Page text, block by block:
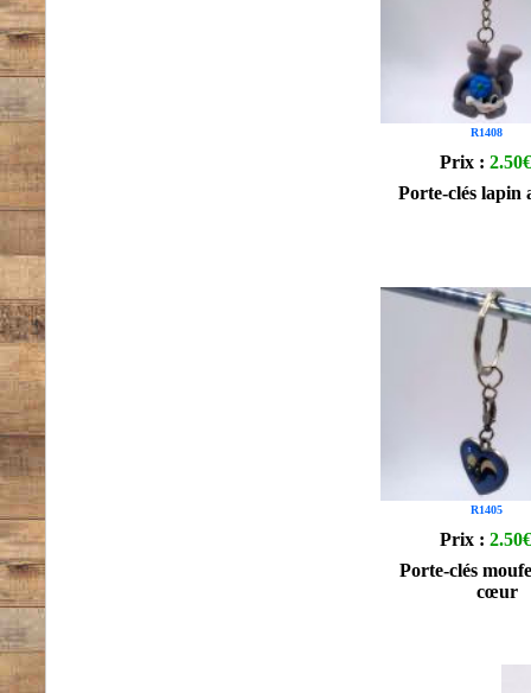
R1408
Prix : 2.50€
Porte-clés lapin
R1405
Prix : 2.50€
Porte-clés
cœur